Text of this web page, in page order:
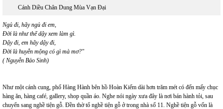
Cánh Diều Chân Dung Mùa Vạn Đại
Ngủ đi, hãy ngủ đi em,
Đời là như thế dậy xem làm gì.
Dậy đi, em hãy dậy đi,
Đời là huyễn mộng có gì mà mơ?"
( Nguyễn Bảo Sinh)
Như một cánh cung, phố Hàng Hành bên hồ Hoàn Kiếm dài hơn trăm mét có đến mấy chục
hàng ăn, hàng café, gallery, shop quần áo. Nghe nói ngày xưa đây là nơi bán hành tỏi, sau
chuyển sang nghề tiện gỗ. Đền thờ tổ nghề tiện gỗ ở trong nhà số 11. Nghề tiện gỗ vốn là